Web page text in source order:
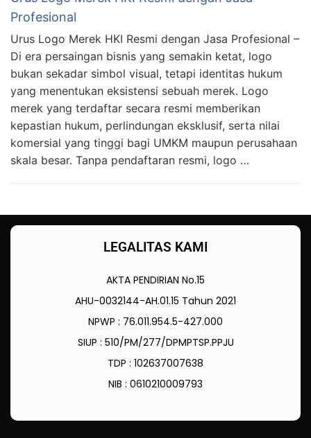
Profesional
Urus Logo Merek HKI Resmi dengan Jasa Profesional –
Di era persaingan bisnis yang semakin ketat, logo
bukan sekadar simbol visual, tetapi identitas hukum
yang menentukan eksistensi sebuah merek. Logo
merek yang terdaftar secara resmi memberikan
kepastian hukum, perlindungan eksklusif, serta nilai
komersial yang tinggi bagi UMKM maupun perusahaan
skala besar. Tanpa pendaftaran resmi, logo …
LEGALITAS KAMI
AKTA PENDIRIAN No.15
AHU-0032144-AH.01.15 Tahun 2021
NPWP : 76.011.954.5-427.000
SIUP : 510/PM/277/DPMPTSP.PPJU
TDP : 102637007638
NIB : 0610210009793